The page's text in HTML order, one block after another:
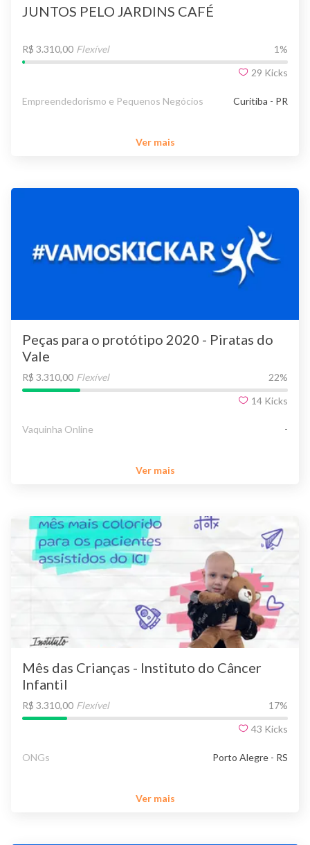
JUNTOS PELO JARDINS CAFÉ
R$ 3.310,00 Flexível 1 %
29 Kicks
Empreendedorismo e Pequenos Negócios Curitiba - PR
Ver mais
Peças para o protótipo 2020 - Piratas do
Vale
R$ 3.310,00 Flexível 22%
14 Kicks
Vaquinha Online -
Ver mais
Mês das Crianças - Instituto do Câncer
Infantil
R$ 3.310,00 Flexível 17%
43 Kicks
ONGs Porto Alegre - RS
Ver mais